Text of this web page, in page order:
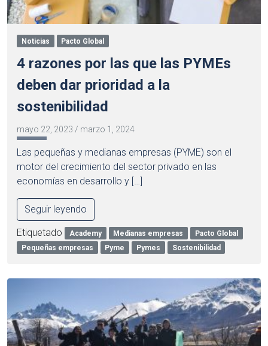
Noticias Pacto Global
4 razones por las que las PYMEs
deben dar prioridad a la
sostenibilidad
mayo 22, 2023 / marzo 1, 2024
Las pequeñas y medianas empresas (PYME) son el
motor del crecimiento del sector privado en las
economías en desarrollo y […]
Seguir leyendo
Etiquetado Academy Medianas empresas
Pacto Global
Pequeñas empresas
Pyme Pymes Sostenibilidad